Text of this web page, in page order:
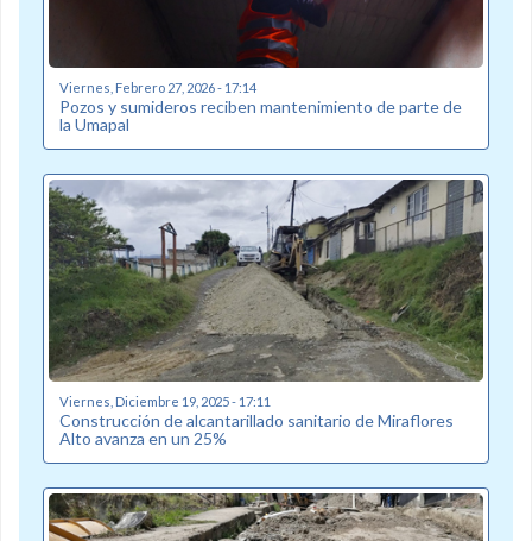
Viernes, Febrero 27, 2026 - 17:14
Pozos y sumideros reciben mantenimiento de parte de
la Umapal
Viernes, Diciembre 19, 2025 - 17:11
Construcción de alcantarillado sanitario de Miraflores
Alto avanza en un 25%